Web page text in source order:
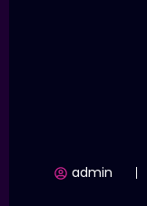
admin